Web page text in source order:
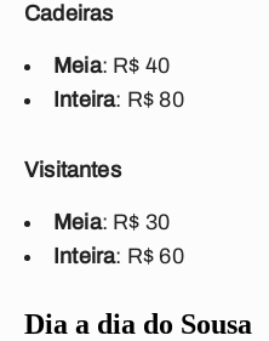
Cadeiras
Meia: R$ 40
Inteira: R$ 80
Visitantes
Meia: R$ 30
Inteira: R$ 60
Dia a dia do Sousa